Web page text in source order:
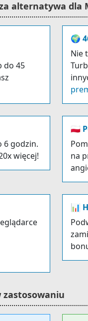
alternatywa dla
do 45
🌍
Nie
6 godzin.
więcej!
🇵🇱
na
📊
zastosowaniu